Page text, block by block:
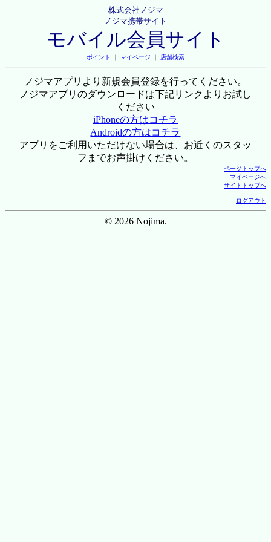
株式会社ノジマ
ノジマ携帯サイト
モバイル会員サイト
ポイント ｜ マイページ ｜ 店舗検索
ノジマアプリより新規会員登録を行ってください。
ノジマアプリのダウンロードは下記リンクよりお試し
ください
iPhoneの方はコチラ
Androidの方はコチラ
アプリをご利用いただけない場合は、お近くのスタッ
フまでお声掛けください。
ページトップへ
マイページへ
サイトトップへ
ログアウト
© 2026 Nojima.